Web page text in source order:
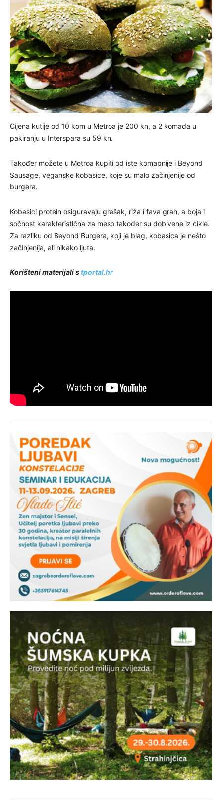
Cijena kutije od 10 kom u Metroa je 200 kn, a 2 komada u
pakiranju u Interspara su 59 kn.
Također možete u Metroa kupiti od iste komapnije i Beyond
Sausage, veganske kobasice, koje su malo začinjenije od
burgera.
Kobasici protein osiguravaju grašak, riža i fava grah, a boja i
sočnost karakteristična za meso također su dobivene iz cikle.
Za razliku od Beyond Burgera, koji je blag, kobasica je nešto
začinjenija, ali nikako ljuta.
Korišteni materijali stportal.hr